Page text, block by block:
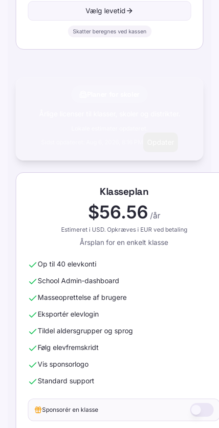
Vælg levetid
Skatter beregnes ved kassen
Klasseplan
$56.56 /år
Estimeret i USD. Opkræves i EUR ved betaling
Årsplan for en enkelt klasse
Op til 40 elevkonti
School Admin-dashboard
Masseoprettelse af brugere
Eksportér elevlogin
Tildel aldersgrupper og sprog
Følg elevfremskridt
Vis sponsorlogo
Standard support
Sponsorér en klasse